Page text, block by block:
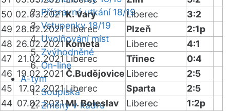
Přípravná utkání 18/19
Vstupenky 18/19
Uvolňování míst
Zvýhodněné
On-line
A-tým
Soupiska
Změny v kádru
50 02.03.2021K. Vary Liberec
3:2
49 28.02.2021Liberec Plzeň
2:1p
48 26.02.2021 Kometa Liberec
4:1
47
21.02.2021Liberec Třinec
0:4
46 19.02.2021 Č.Budějovice Liberec
2:5
45
17.02.2021Liberec Sparta
2:5
44 07.02.2021Ml. Boleslav Liberec
1:2p